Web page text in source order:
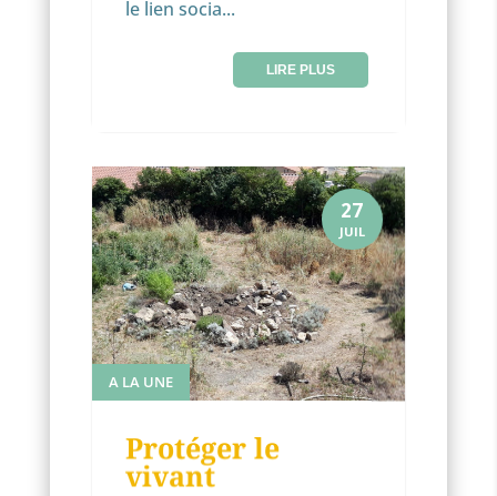
le lien socia...
LIRE PLUS
27
JUIL
A LA UNE
Protéger le
vivant